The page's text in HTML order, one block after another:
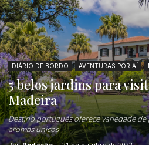
DIÁRIO DE BORDO AVENTURAS POR AÍ
5 belos jardins para
Madeira
Destino português oferece variedade de
aromas únicos